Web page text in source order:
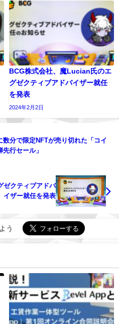
BCG株式会社、魔Lucian氏のエ
グゼクティブアドバイザー就任
を発表
2024年2月2日
数分で限定NFTが売り切れた「コイ
行セール」
ゼクティブアドバ
イザー就任を発表
う